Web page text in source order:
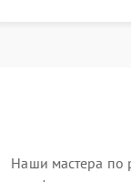
Наши мастера по